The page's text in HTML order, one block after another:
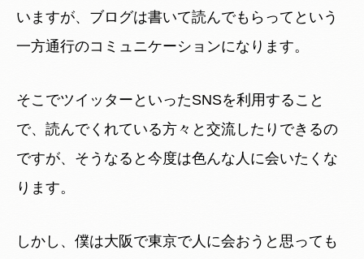
いますが、ブログは書いて読んでもらってという
一方通行のコミュニケーションになります。
そこでツイッターといったSNSを利用すること
で、読んでくれている方々と交流したりできるの
ですが、そうなると今度は色んな人に会いたくな
ります。
しかし、僕は大阪で東京で人に会おうと思っても